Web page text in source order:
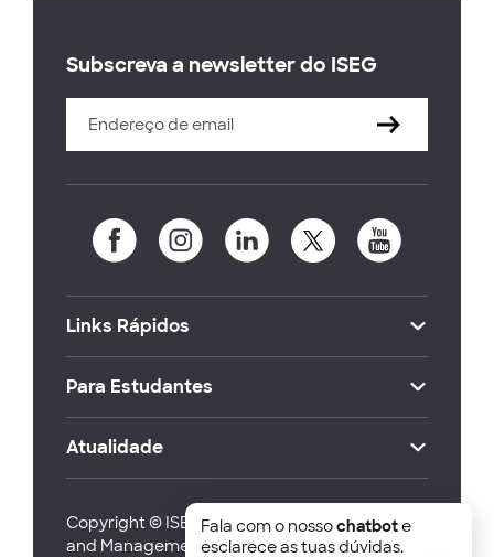
Subscreva a newsletter do ISEG
Links Rápidos
Para Estudantes
Atualidade
Copyright © ISEG Lisbon School of Economics
and Management 2026
Fala com o nossochatbote
esclarece as tuas dúvidas.